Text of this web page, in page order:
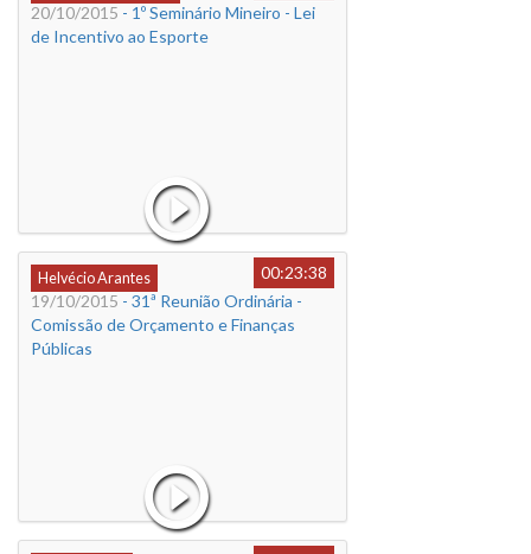
20/10/2015 - 1º Seminário Mineiro - Lei
de Incentivo ao Esporte
Helvécio Arantes
00:23:38
19/10/2015 - 31ª Reunião Ordinária -
Comissão de Orçamento e Finanças
Públicas